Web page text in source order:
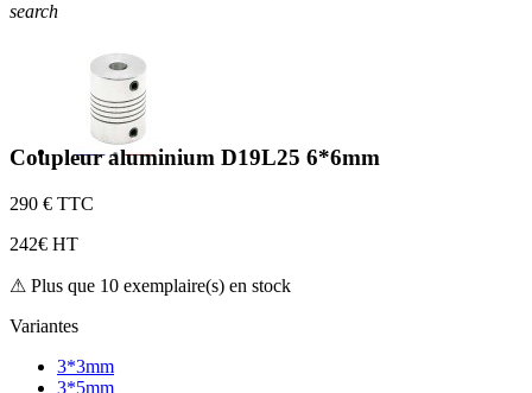
search
Coupleur aluminium D19L25 6*6mm
290 € TTC
242€ HT
⚠ Plus que 10 exemplaire(s) en stock
Variantes
3*3mm
3*5mm